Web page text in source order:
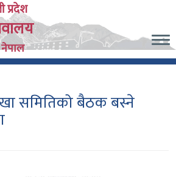
प्रदेश
नेपाल
समितिको बैठक बस्ने